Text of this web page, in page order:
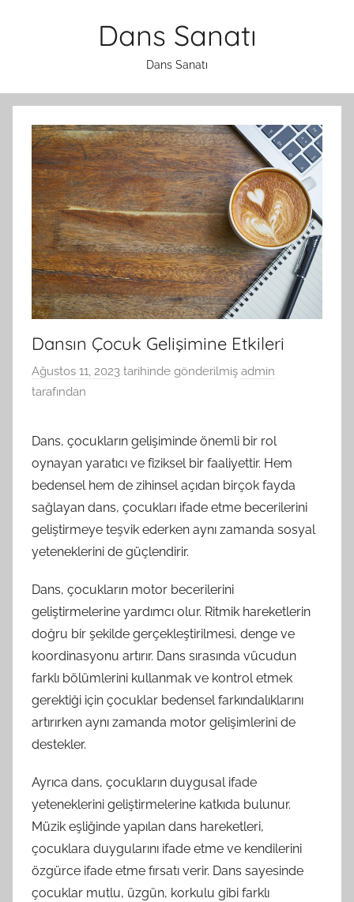
Dans Sanatı
Dans Sanatı
Dansın Çocuk Gelişimine Etkileri
Ağustos 11, 2023 tarihinde gönderilmiş admin
tarafından
Dans, çocukların gelişiminde önemli bir rol
oynayan yaratıcı ve fiziksel bir faaliyettir. Hem
bedensel hem de zihinsel açıdan birçok fayda
sağlayan dans, çocukları ifade etme becerilerini
geliştirmeye teşvik ederken aynı zamanda sosyal
yeteneklerini de güçlendirir.
Dans, çocukların motor becerilerini
geliştirmelerine yardımcı olur. Ritmik hareketlerin
doğru bir şekilde gerçekleştirilmesi, denge ve
koordinasyonu artırır. Dans sırasında vücudun
farklı bölümlerini kullanmak ve kontrol etmek
gerektiği için çocuklar bedensel farkındalıklarını
artırırken aynı zamanda motor gelişimlerini de
destekler.
Ayrıca dans, çocukların duygusal ifade
yeteneklerini geliştirmelerine katkıda bulunur.
Müzik eşliğinde yapılan dans hareketleri,
çocuklara duygularını ifade etme ve kendilerini
özgürce ifade etme fırsatı verir. Dans sayesinde
çocuklar mutlu, üzgün, korkulu gibi farklı